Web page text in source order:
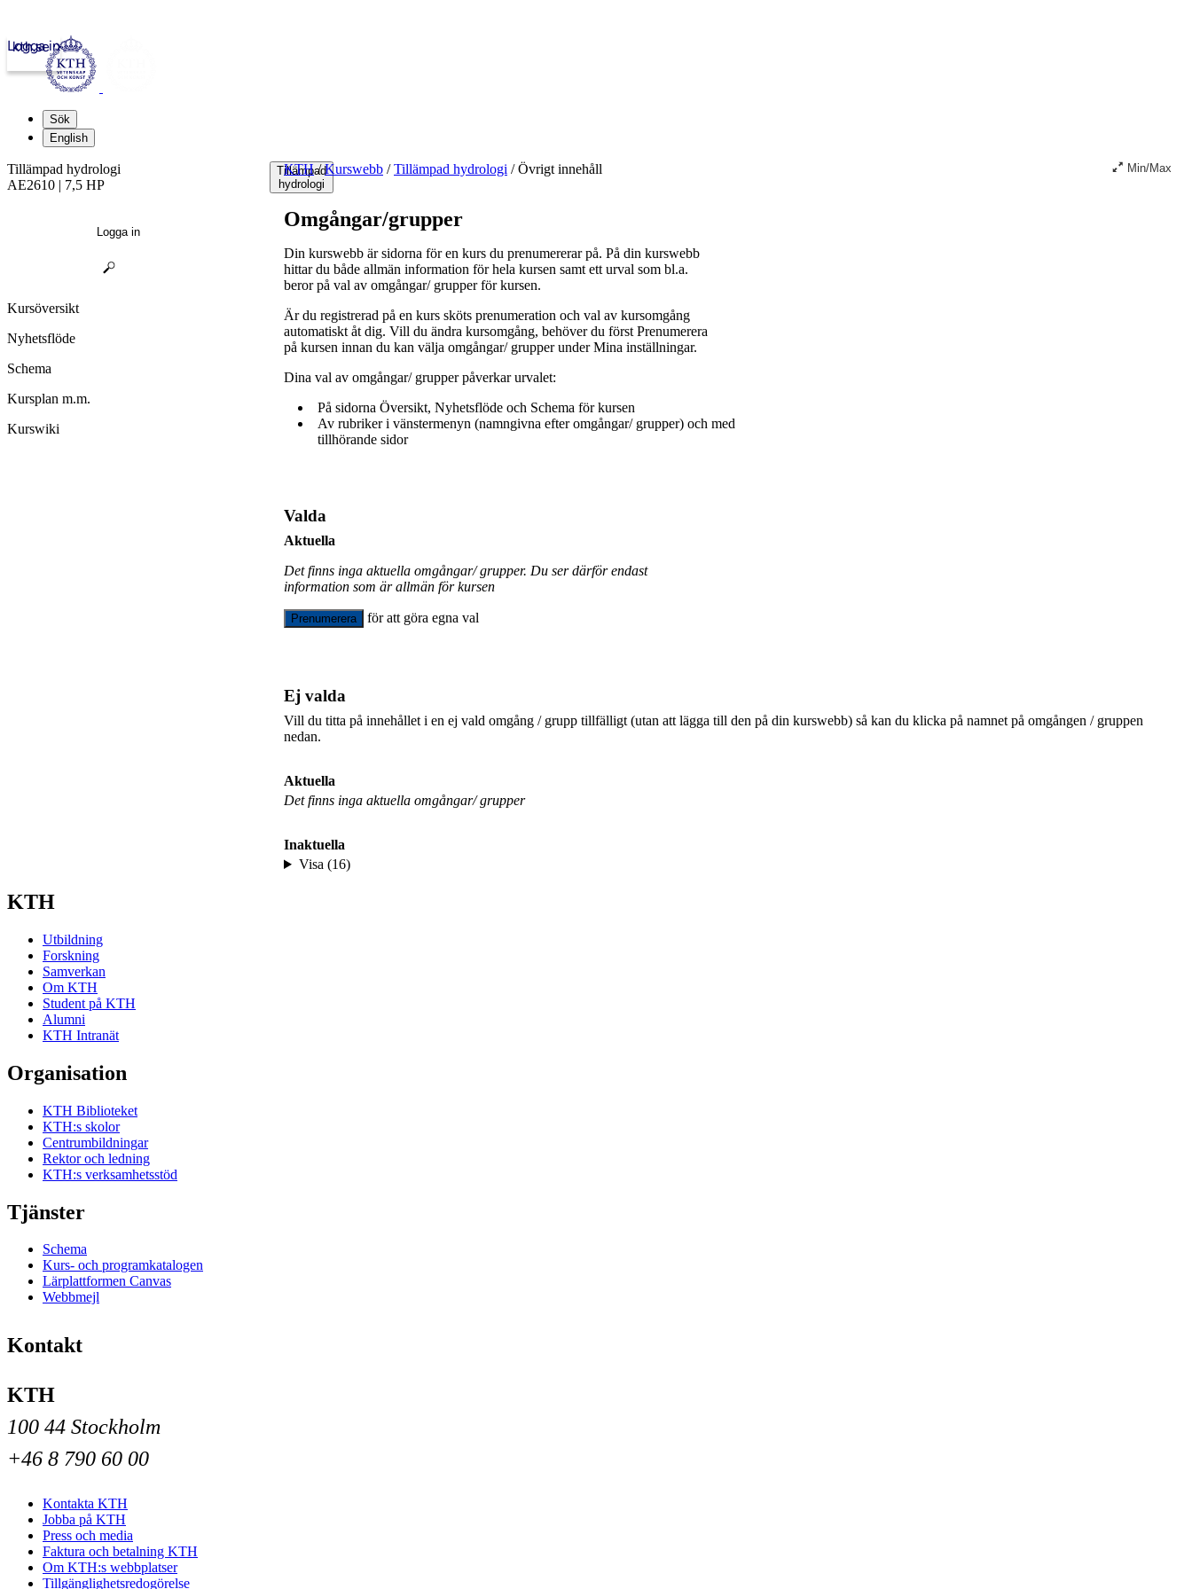
kth.se
Logga in
Sök
English
Tillämpad
hydrologi
KTH / Kurswebb / Tillämpad hydrologi /Övrigt innehåll Min/Max
Omgångar/grupper
Din kurswebb är sidorna för en kurs du prenumererar på. På din kurswebb
hittar du både allmän information för hela kursen samt ett urval som bl.a.
beror på val av omgångar/ grupper för kursen.
Är du registrerad på en kurs sköts prenumeration och val av kursomgång
automatiskt åt dig. Vill du ändra kursomgång, behöver du först Prenumerera
på kursen innan du kan välja omgångar/ grupper under Mina inställningar.
Dina val av omgångar/ grupper påverkar urvalet:
På sidorna Översikt, Nyhetsflöde och Schema för kursen
Av rubriker i vänstermenyn (namngivna efter omgångar/ grupper) och med
tillhörande sidor
Valda
Aktuella
Det finns inga aktuella omgångar/ grupper. Du ser därför endast
information som är allmän för kursen
Prenumerera för att göra egna val
Ej valda
Vill du titta på innehållet i en ej vald omgång / grupp tillfälligt (utan att lägga till den på din kurswebb) så kan du klicka på namnet på omgången / gruppen
nedan.
Aktuella
Det finns inga aktuella omgångar/ grupper
Inaktuella
Visa (16)
Tillämpad hydrologi
AE2610 | 7,5 HP
Logga in
Kursöversikt
Nyhetsflöde
Schema
Kursplan m.m.
Kurswiki
KTH
Utbildning
Forskning
Samverkan
Om KTH
Student på KTH
Alumni
KTH Intranät
Organisation
KTH Biblioteket
KTH:s skolor
Centrumbildningar
Rektor och ledning
KTH:s verksamhetsstöd
Tjänster
Schema
Kurs- och programkatalogen
Lärplattformen Canvas
Webbmejl
Kontakt
KTH
100 44 Stockholm
+46 8 790 60 00
Kontakta KTH
Jobba på KTH
Press och media
Faktura och betalning KTH
Om KTH:s webbplatser
Tillgänglighetsredogörelse